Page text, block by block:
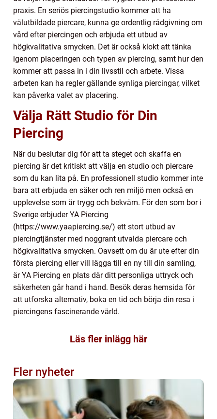
praxis. En seriös piercingstudio kommer att ha
välutbildade piercare, kunna ge ordentlig rådgivning om
vård efter piercingen och erbjuda ett utbud av
högkvalitativa smycken. Det är också klokt att tänka
igenom placeringen och typen av piercing, samt hur den
kommer att passa in i din livsstil och arbete. Vissa
arbeten kan ha regler gällande synliga piercingar, vilket
kan påverka valet av placering.
Välja Rätt Studio för Din
Piercing
När du beslutar dig för att ta steget och skaffa en
piercing är det kritiskt att välja en studio och piercare
som du kan lita på. En professionell studio kommer inte
bara att erbjuda en säker och ren miljö men också en
upplevelse som är trygg och bekväm. För den som bor i
Sverige erbjuder YA Piercing
(https://www.yaapiercing.se/) ett stort utbud av
piercingtjänster med noggrant utvalda piercare och
högkvalitativa smycken. Oavsett om du är ute efter din
första piercing eller vill lägga till en ny till din samling,
är YA Piercing en plats där ditt personliga uttryck och
säkerheten går hand i hand. Besök deras hemsida för
att utforska alternativ, boka en tid och börja din resa i
piercingens fascinerande värld.
Läs fler inlägg här
Fler nyheter